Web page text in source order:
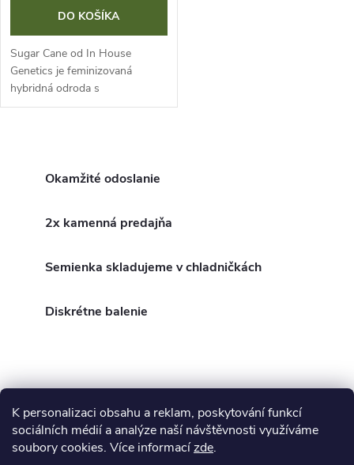
K personalizaci obsahu a reklam, poskytování funkcí
sociálních médií a analýze naší návštěvnosti využíváme
soubory cookies. Více informacízde.
DO KOŠÍKA
Sugar Cane od In House
Genetics je feminizovaná
hybridná odroda s
dominantnou Indikou,
i
e
p
Okamžité odoslanie
2x kamenná predajňa
Semienka skladujeme v chladničkách
Diskrétne balenie
ZBlog